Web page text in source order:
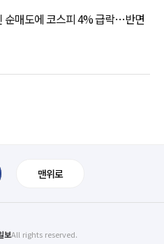
순매도에 코스피 4% 급락…반면
맨위로
보All rights reserved.